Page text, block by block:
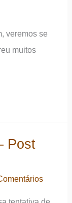
veremos se
muitos
Post